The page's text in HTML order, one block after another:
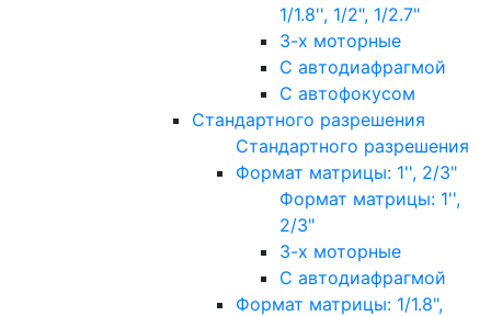
1/1.8'', 1/2", 1/2.7"
3-х моторные
С автодиафрагмой
С автофокусом
Стандартного разрешения
Стандартного разрешения
Формат матрицы: 1'', 2/3"
Формат матрицы: 1'',
2/3"
3-х моторные
С автодиафрагмой
Формат матрицы: 1/1.8",